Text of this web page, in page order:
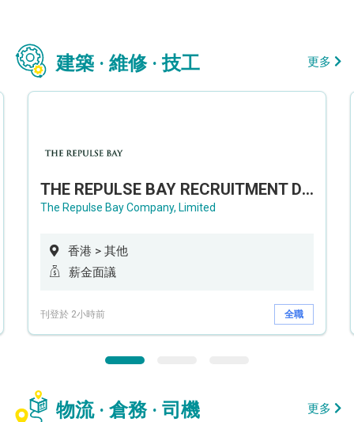
建築 · 維修 · 技工 更多
THE REPULSE BAY RECRUITMENT DAY 淺水灣影灣園人才招聘會
The Repulse Bay Company, Limited
香港 > 其他
薪金面議
刊登於 2小時前 全職
物流 · 倉務 · 司機 更多